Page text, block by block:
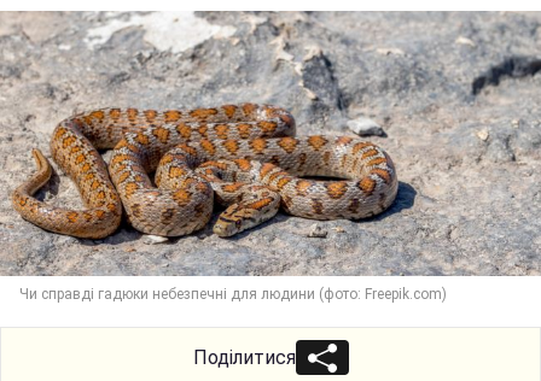
Чи справді гадюки небезпечні для людини (фото: Freepik.com)
Поділитися